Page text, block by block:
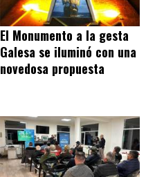
El Monumento a la gesta
Galesa se iluminó con una
novedosa propuesta